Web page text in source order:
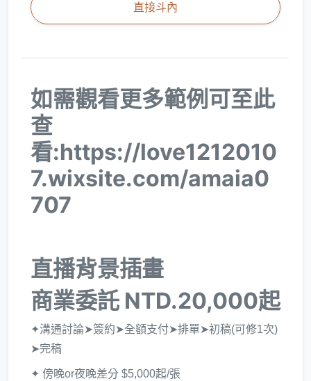
直接斗內
如需觀看更多範例可至此
查
看:https://love1212010
7.wixsite.com/amaia0
707
直播背景插畫
商業委託 NTD.20,000起
✦溝通討論➤簽約➤全額支付➤排單➤初稿(可修1次)
➤完稿
✦ 傍晚or夜晚差分 $5,000起/張